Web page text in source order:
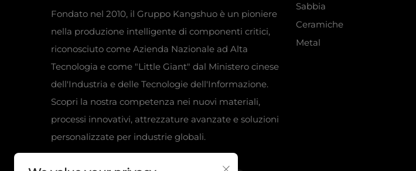
Fondato nel 2010, il Gruppo Kangshuo è un pioniere
nella produzione intelligente di componenti critici,
riconosciuto come Azienda Nazionale ad Alta
Tecnologia e come "Little Giant" dal Ministero cinese
dell'Industria e delle Tecnologie dell'Informazione.
Scopri la nostra competenza nei nuovi materiali,
processi innovativi, attrezzature avanzate e soluzioni
personalizzate per industrie globali.
Sabbia
Ceramiche
Metal